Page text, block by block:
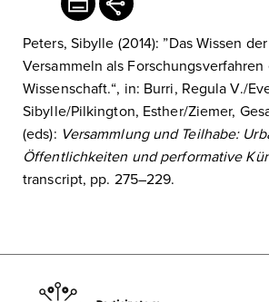
Peters, Sibylle (2014): ”Das Wissen
Versammeln als
Wissenschaft.“, in: Burri, Regula V./
Sibylle/Pilkington, Esther/Ziemer,
(eds): Versammlung und Teilhabe:
Öffentlichkeiten und performative
transcript, pp. 275–229.